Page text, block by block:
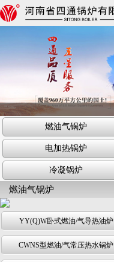
燃油气锅炉
电加热锅炉
冷凝锅炉
燃油气锅炉
YY(Q)W卧式燃油/气导热油炉
CWNS型燃油/气常压热水锅炉